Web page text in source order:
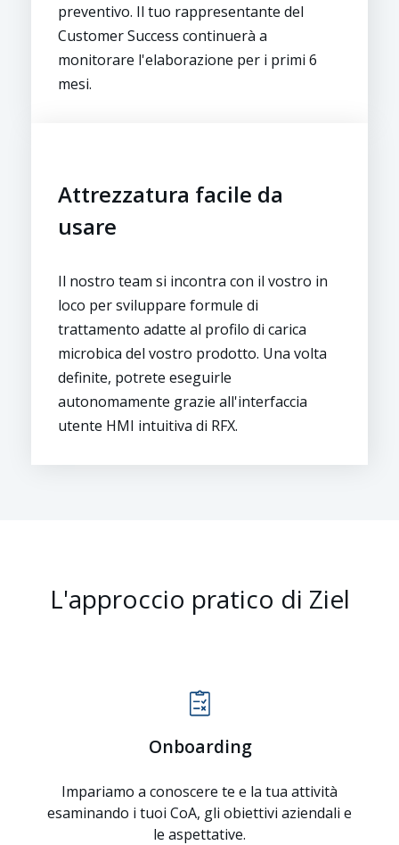
preventivo. Il tuo rappresentante del
Customer Success continuerà a
monitorare l'elaborazione per i primi 6
mesi.
Attrezzatura facile da
usare
Il nostro team si incontra con il vostro in
loco per sviluppare formule di
trattamento adatte al profilo di carica
microbica del vostro prodotto. Una volta
definite, potrete eseguirle
autonomamente grazie all'interfaccia
utente HMI intuitiva di RFX.
L'approccio pratico di Ziel
Onboarding
Impariamo a conoscere te e la tua attività
esaminando i tuoi CoA, gli obiettivi aziendali e
le aspettative.